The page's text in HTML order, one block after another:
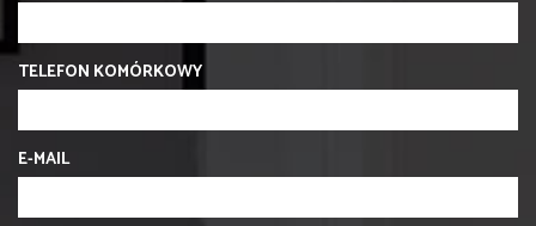
TELEFON KOMÓRKOWY
E-MAIL